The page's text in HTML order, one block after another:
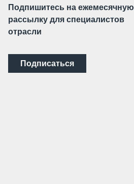
Подпишитесь на ежемесячную
рассылку для специалистов
отрасли
Подписаться